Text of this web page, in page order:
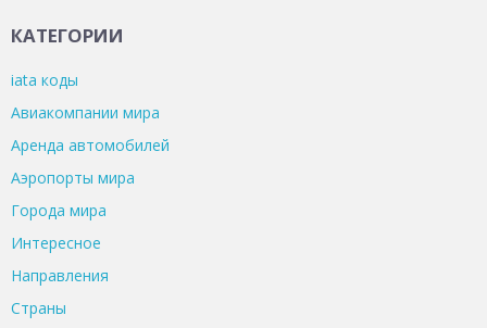
КАТЕГОРИИ
iata коды
Авиакомпании мира
Аренда автомобилей
Аэропорты мира
Города мира
Интересное
Направления
Страны